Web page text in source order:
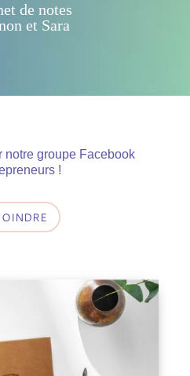
de notes
et Sara
notre groupe Facebook
!